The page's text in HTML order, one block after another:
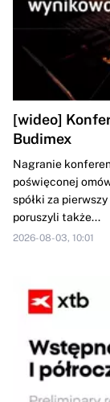
[wideo]
Budimex
Nagranie
poświęconej
spółki za
poruszyli także...
2026-08-03, 10:01